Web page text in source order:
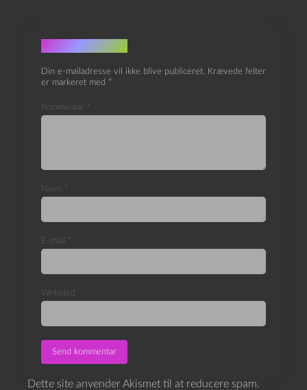
Skriv et svar
Din e-mailadresse vil ikke blive publiceret. Krævede felter
er markeret med *
Kommentar *
Navn *
E-mail *
Websted
Dette site anvender Akismet til at reducere spam.